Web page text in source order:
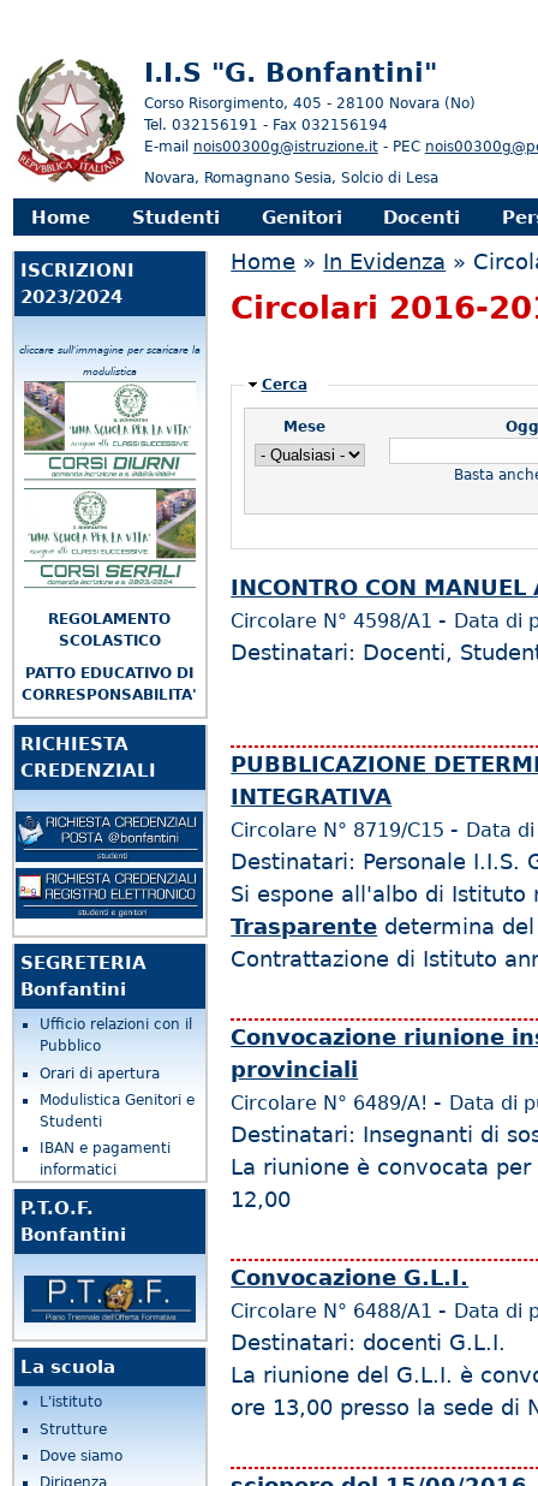
I.I.S "G. Bonfantini"
Corso Risorgimento, 405 - 28100 Novara (No)
Tel. 032156191 - Fax 032156194
E-mail nois00300g@istruzione.it- PEC
Novara, Romagnano Sesia, Solcio di Lesa
principale
Home Studenti Genitori Docenti
Tu sei qui
Home » In Evidenza »
Circolari 2016-
Nascondi
Cerca
Mese
Basta
INCONTRO CON MANUEL
Circolare N° 4598/A1 - Data di
Destinatari: Docenti,
PUBBLICAZIONE
INTEGRATIVA
Circolare N° 8719/C15 - Data
Destinatari: Personale I.I.S.
Si espone all'albo di Istituto
Trasparente determina
Contrattazione di Istituto
Convocazione riunione
provinciali
Circolare N° 6489/A! - Data di
Destinatari: Insegnanti di
La riunione è convocata
12,00
Convocazione G.L.I.
Circolare N° 6488/A1 - Data di
Destinatari: docenti G.L.I.
La riunione del G.L.I. è
ore 13,00 presso la sede di
ISCRIZIONI
2023/2024
cliccare sull'immagine per scaricare la
modulistica
REGOLAMENTO
SCOLASTICO
PATTO EDUCATIVO DI
CORRESPONSABILITA'
RICHIESTA
CREDENZIALI
SEGRETERIA
Bonfantini
Ufficio relazioni con il
Pubblico
Orari di apertura
Modulistica Genitori e
Studenti
IBAN e pagamenti
informatici
P.T.O.F.
Bonfantini
La scuola
L'istituto
Strutture
Dove siamo